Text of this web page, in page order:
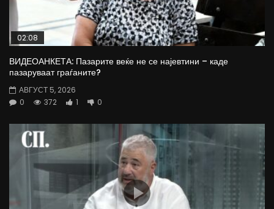
02:08
ВИДЕОАНКЕТА: Пазарите веќе не се најевтини – каде
пазаруваат граѓаните?
АВГУСТ 5, 2026
0
372 1 0